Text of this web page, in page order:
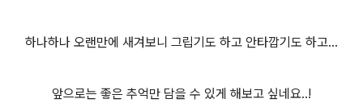
하나하나 오랜만에 새겨보니 그립기도 하고 안타깝기도 하고...
앞으로는 좋은 추억만 담을 수 있게 해보고 싶네요..!